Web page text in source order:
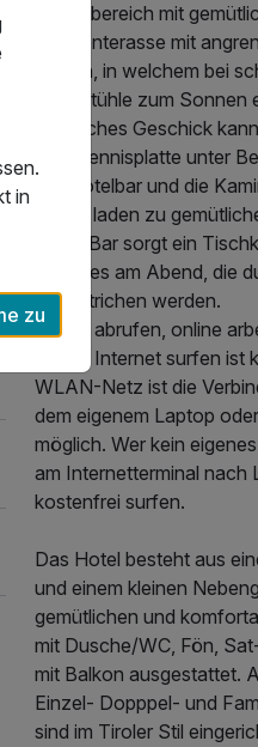
Saunabereich mit
Sonnenterasse mit
Garten, in welchem bei
Liegestühle zum Sonnen
sportliches Geschick
Tischtennisplatte unter
Die Hotelbar und die
Kamin laden zu
In der Bar sorgt ein
Matches am Abend, die
unterstrichen werden.
Emails abrufen, online
das im Internet surfen
WLAN-Netz ist die
dem eigenem Laptop
möglich. Wer kein
am Internetterminal nach
kostenfrei surfen.
Das Hotel besteht aus
und einem kleinen
gemütlichen und
mit Dusche/WC, Fön,
mit Balkon ausgestattet.
Einzel- Dopppel- und
sind im Tiroler Stil
in
zu